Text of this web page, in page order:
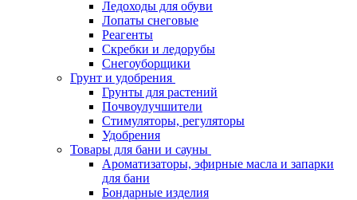
Ледоходы для обуви
Лопаты снеговые
Реагенты
Скребки и ледорубы
Снегоуборщики
Грунт и удобрения
Грунты для растений
Почвоулучшители
Стимуляторы, регуляторы
Удобрения
Товары для бани и сауны
Ароматизаторы, эфирные масла и запарки
для бани
Бондарные изделия